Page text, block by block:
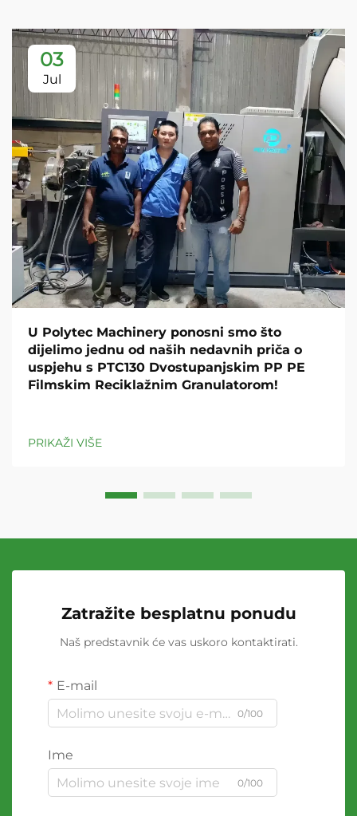
03
Jul
U Polytec Machinery ponosni smo što
dijelimo jednu od naših nedavnih priča o
uspjehu s PTC130 Dvostupanjskim PP PE
Filmskim Reciklažnim Granulatorom!
PRIKAŽI VIŠE
Zatražite besplatnu ponudu
Naš predstavnik će vas uskoro kontaktirati.
E-mail
0/100
Ime
0/100